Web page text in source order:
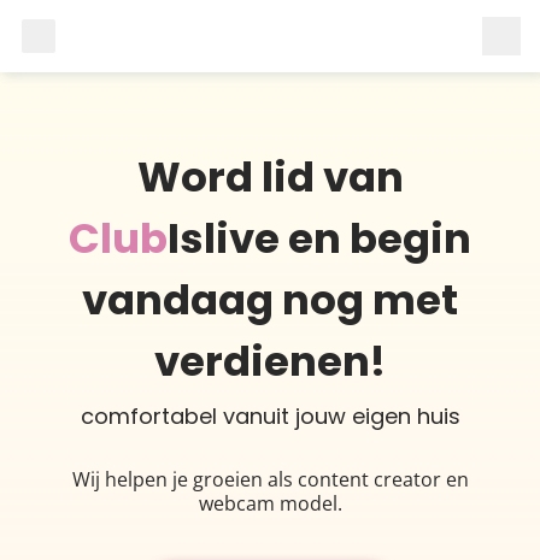
Word lid van
ClubIslive en begin
vandaag nog met
verdienen!
comfortabel vanuit jouw eigen huis
Wij helpen je groeien als content creator en
webcam model.